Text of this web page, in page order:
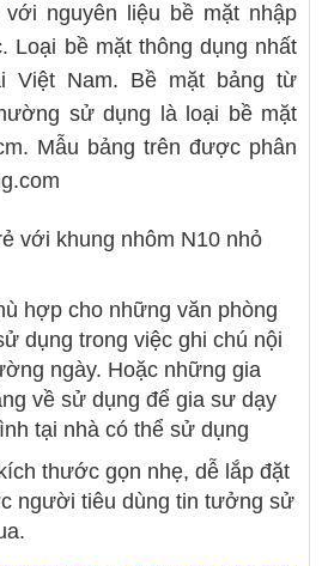
nguyên liệu bề mặt nhập
Loại bề mặt thông dụng nhất
Việt Nam. Bề mặt bảng từ
sử dụng là loại bề mặt
Mẫu bảng trên được phân
với khung nhôm N10 nhỏ
hợp cho những văn phòng
dụng trong việc ghi chú nội
ngày. Hoặc những gia
về sử dụng để gia sư dạy
tại nhà có thể sử dụng
thước gọn nhẹ, dễ lắp đặt
người tiêu dùng tin tưởng sử